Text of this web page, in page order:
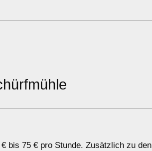
bis 75 € pro Stunde. Zusätzlich zu den